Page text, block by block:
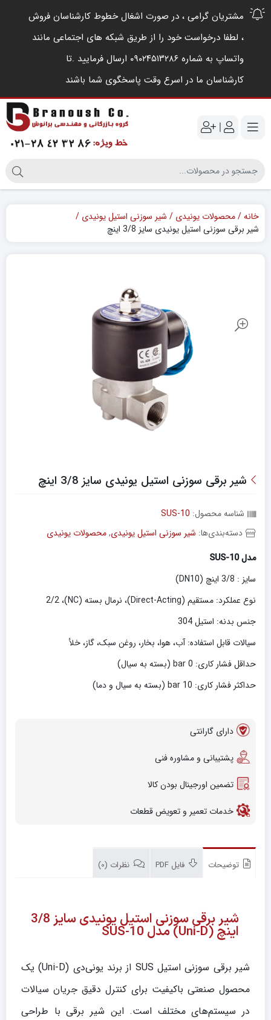
مشتریان گرامی ، در صورت اشغال خطوط کارشناسان فروش
، لطفا درخواست خود را از طریق شبکه های اجتماعی مانند
واتساپ به شماره ۰۹۰۲۴۵۱۳۲۸۶ ارسال فرمایید .‌تا
کارشناسان ما در اسرع وقت پاسخگوی شما باشند
|
خانه محصولات یونیدی
شیر سوزنی استیل یونیدی
شیر برقی سوزنی استیل یونیدی سایز 3/8 اینچ
شیر برقی سوزنی استیل یونیدی سایز 3/8 اینچ
شناسه محصول: SUS-10
دسته‌بندی‌ها: شیر سوزنی استیل یونیدی,محصولات یونیدی
مدل SUS-10
سایز : 3/8 اینچ (DN10)
نوع عملکرد: مستقیم (Direct-Acting)، نرمال بسته (NC)، 2/2
جنس بدنه: استیل 304
سیالات قابل استفاده: آب، هوا، بخار، روغن سبک، گاز، خلأ
حداقل فشار کاری: 0 bar (بسته به سیال)
حداکثر فشار کاری: 10 bar (بسته به سیال و دما)
دارای گارانتی
پشتیبانی و مشاوره فنی
تضمین اورجینال بودن کالا
خدمات تعمیر و تعویض قطعات
توضیحات فایل PDF نظرات (0)
شیر برقی سوزنی استیل یونیدی سایز 3/8
اینچ (Uni-D) مدل 10-SUS
شیر برقی سوزنی استیل SUS از برند یونی‌دی (Uni-D) یک
محصول صنعتی باکیفیت برای کنترل دقیق جریان سیالات
در سیستم‌های مختلف است. این شیر برقی با طراحی